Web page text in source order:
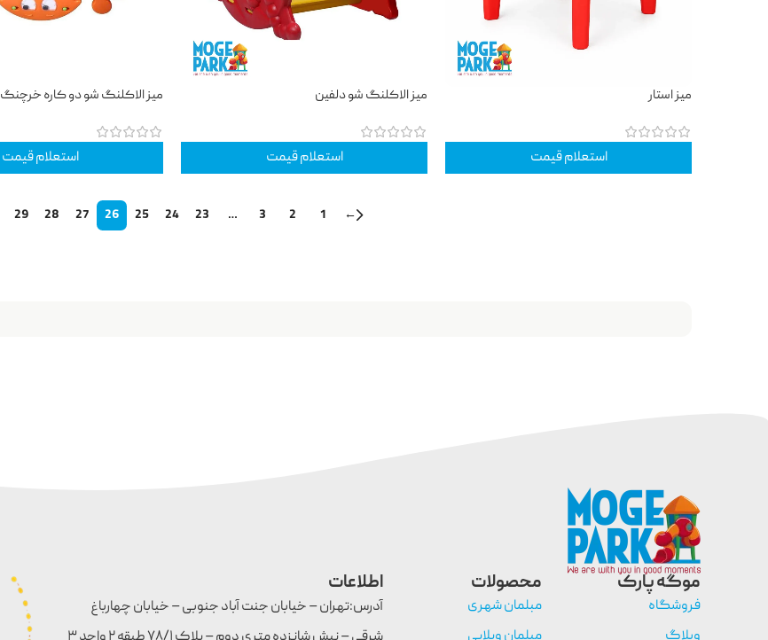
میز استار
استعلام قیمت
میز الاکلنگ شو دلفین
استعلام قیمت
میز الاکلنگ شو دو کاره خرچنگ
استعلام قیمت
←
1
2
3
…
23
24
25
26
27
28
29
موگه پارک
فروشگاه
محصولات
مبلمان شهری
اطلاعات
آدرس:تهران – خیابان جنت آباد جنوبی – خیابان چهارباغ